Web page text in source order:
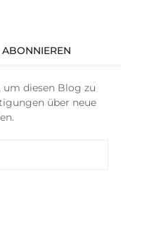
um diesen Blog zu
über neue